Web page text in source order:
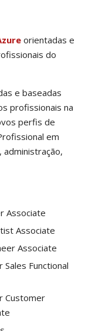
orientadas e
do
e baseadas
profissionais na
perfis de
em
administração,
Associate
Associate
Associate
Functional
Customer